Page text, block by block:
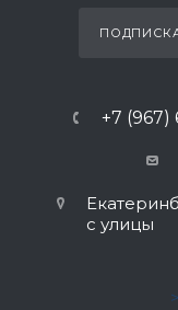
+7 (967)
с улицы
>